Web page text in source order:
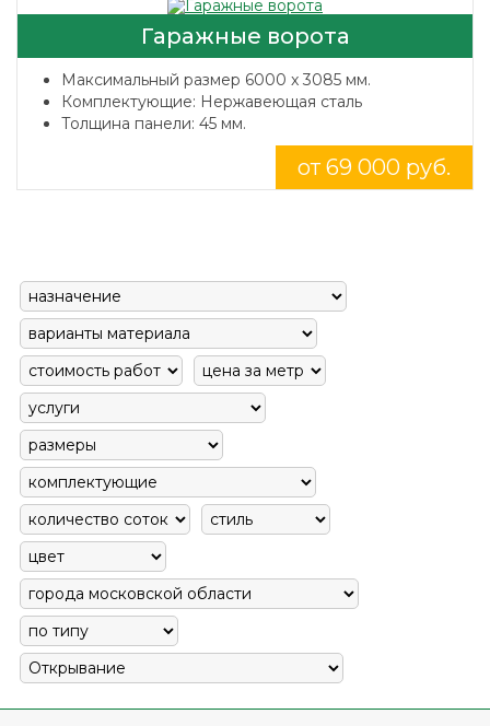
Гаражные ворота
Максимальный размер 6000 x 3085 мм.
Комплектующие: Нержавеющая сталь
Толщина панели: 45 мм.
от 69 000 руб.